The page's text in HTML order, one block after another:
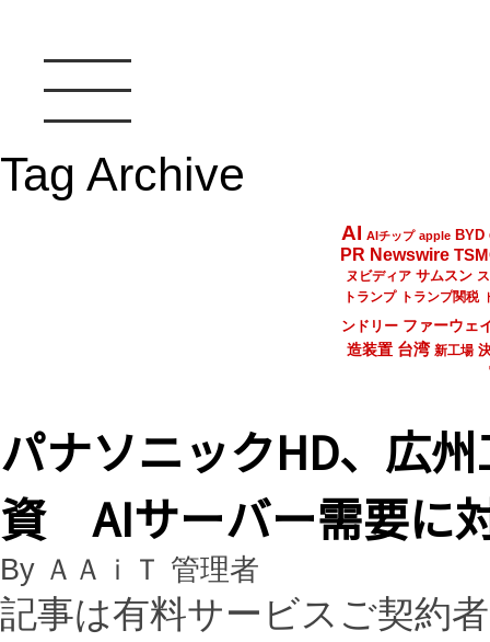
Tag Archive
AI AIチップ apple BYD
PR Newswire
ヌビディア サムスン
トランプ
トランプ関税
ンドリー ファーウェ
造装置 台湾 新工場
パナソニックHD、広
資 AIサーバー需要に
By ＡＡｉＴ 管理者
記事は有料サービスご契約